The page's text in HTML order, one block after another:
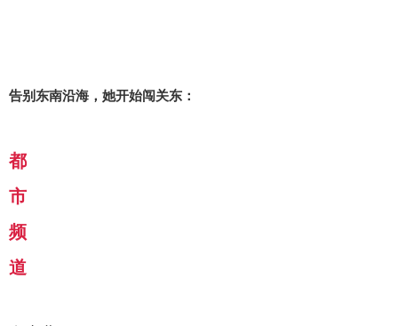
告别东南沿海，她开始闯关东：
都
市
频
道